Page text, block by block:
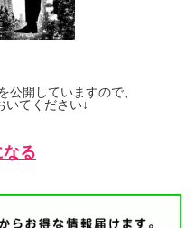
公開していますので、
いてください↓
る